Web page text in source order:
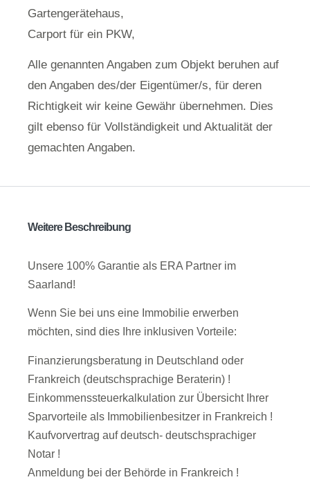
Gartengerätehaus,
Carport für ein PKW,
Alle genannten Angaben zum Objekt beruhen auf
den Angaben des/der Eigentümer/s, für deren
Richtigkeit wir keine Gewähr übernehmen. Dies
gilt ebenso für Vollständigkeit und Aktualität der
gemachten Angaben.
Weitere Beschreibung
Unsere 100% Garantie als ERA Partner im
Saarland!
Wenn Sie bei uns eine Immobilie erwerben
möchten, sind dies Ihre inklusiven Vorteile:
Finanzierungsberatung in Deutschland oder
Frankreich (deutschsprachige Beraterin) !
Einkommenssteuerkalkulation zur Übersicht Ihrer
Sparvorteile als Immobilienbesitzer in Frankreich !
Kaufvorvertrag auf deutsch- deutschsprachiger
Notar !
Anmeldung bei der Behörde in Frankreich !